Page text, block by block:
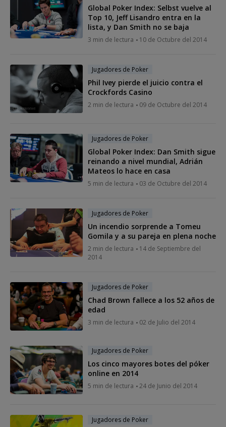
Global Poker Index: Selbst vuelve al
Top 10, Jeff Lisandro entra en la
lista, y Dan Smith no se baja
3 min de lectura 10 de Octubre del 2014
Jugadores de Poker
Phil Ivey pierde el juicio contra el
Crockfords Casino
2 min de lectura 09 de Octubre del 2014
Jugadores de Poker
Global Poker Index: Dan Smith sigue
reinando a nivel mundial, Adrián
Mateos lo hace en casa
5 min de lectura 03 de Octubre del 2014
Jugadores de Poker
Un incendio sorprende a Tomeu
Gomila y a su pareja en plena noche
2 min de lectura
14 de Septiembre del
2014
Jugadores de Poker
Chad Brown fallece a los 52 años de
edad
3 min de lectura 02 de Julio del 2014
Jugadores de Poker
Los cinco mayores botes del póker
online en 2014
5 min de lectura 24 de Junio del 2014
Jugadores de Poker